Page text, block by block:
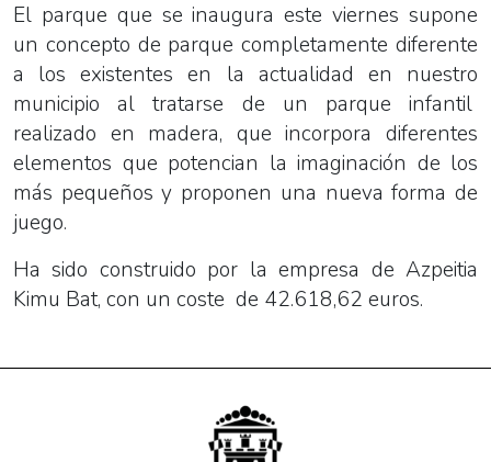
El parque que se inaugura este viernes supone
un concepto de parque completamente diferente
a los existentes en la actualidad en nuestro
municipio al tratarse de un parque infantil
realizado en madera, que incorpora diferentes
elementos que potencian la imaginación de los
más pequeños y proponen una nueva forma de
juego.
Ha sido construido por la empresa de Azpeitia
Kimu Bat, con un coste de 42.618,62 euros.